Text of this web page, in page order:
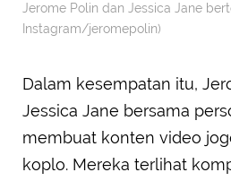
Jerome Polin dan Jessica Jane
Instagram/jeromepolin)
Dalam kesempatan itu,
Jessica Jane bersama
membuat konten video
koplo. Mereka terlihat